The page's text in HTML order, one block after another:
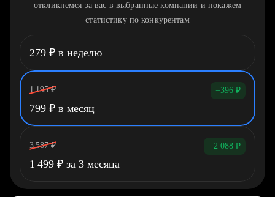
откликнемся за вас в выбранные компании и покажем
статистику по конкурентам
279 ₽ в неделю
1 195 ₽ −396 ₽
799 ₽ в месяц
3 587 ₽ −2 088 ₽
1 499 ₽ за 3 месяца